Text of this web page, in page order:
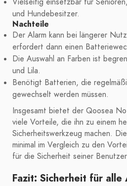
und Hundebesitzer.
Nachteile
Der Alarm kann bei längerer
erfordert dann einen
Die Auswahl an Farben ist
und Lila.
Benötigt Batterien, die
gewechselt werden müssen.
Insgesamt bietet der Qoosea
viele Vorteile, die ihn zu einem
Sicherheitswerkzeug machen.
minimal im Vergleich zu den
für die Sicherheit seiner
Fazit: Sicherheit für